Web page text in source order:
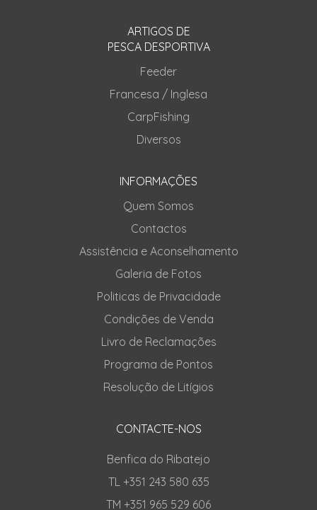
ARTIGOS DE
PESCA DESPORTIVA
Feeder
Francesa / Inglesa
CarpFishing
Diversos
INFORMAÇÕES
Quem Somos
Contactos
Assistência e Aconselhamento
Galeria de Fotos
Politicas de Privacidade
Condições de Venda
Livro de Reclamações
Programa de Pontos
Resolução de Litígios
CONTACTE-NOS
Benfica do Ribatejo
TL +351 243 580 635
TM +351 965 529 606